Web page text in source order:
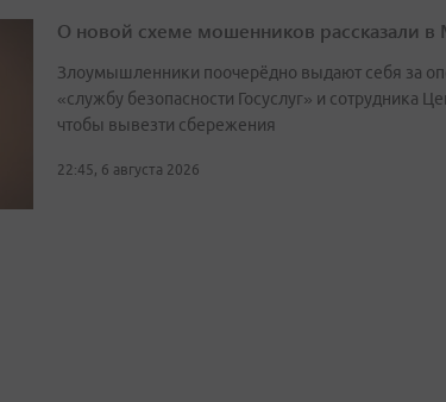
О новой схеме мошенников рассказали
Злоумышленники поочерёдно выдают себя за
«службу безопасности Госуслуг» и сотрудника
чтобы вывезти сбережения
22:45, 6 августа 2026